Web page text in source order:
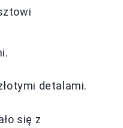
detalami.
się z